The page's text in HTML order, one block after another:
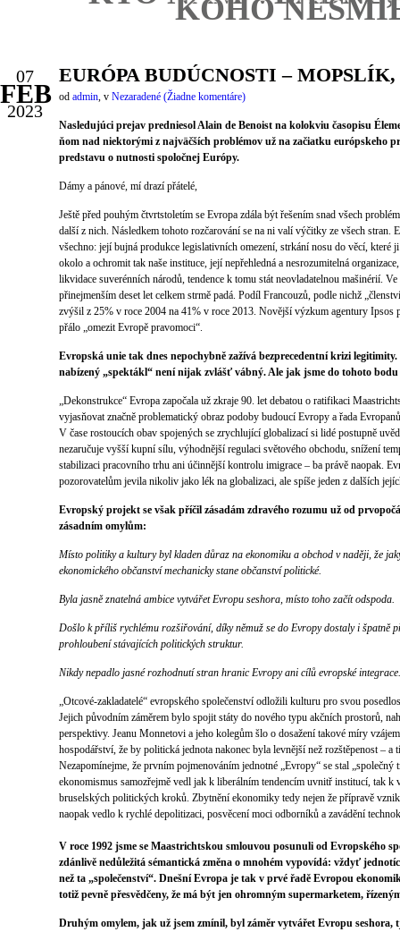
KOHO
07
FEB
2023
EURÓPA BUDÚCNOSTI –
od admin, v Nezaradené (Žiadne komentáre)
Nasledujúci prejav predniesol Alain de Benoist na kolokviu časopisu
ňom nad niektorými z najväčších problémov už na začiatku európskeho
predstavu o nutnosti spoločnej Európy.
Dámy a pánové, mí drazí přátelé,
Ještě před pouhým čtvrtstoletím se Evropa zdála být řešením snad všech
další z nich. Následkem tohoto rozčarování se na ni valí výčitky ze všech stran.
všechno: její bujná produkce legislativních omezení, strkání nosu do věcí, které
okolo a ochromit tak naše instituce, její nepřehledná a nesrozumitelná
likvidace suverénních národů, tendence k tomu stát neovladatelnou mašinérií.
přinejmenším deset let celkem strmě padá. Podíl Francouzů, podle nichž
zvýšil z 25% v roce 2004 na 41% v roce 2013. Novější výzkum agentury Ipsos
přálo „omezit Evropě pravomoci“.
Evropská unie tak dnes nepochybně zažívá bezprecedentní krizi
nabízený „spektákl“ není nijak zvlášť vábný. Ale jak jsme do tohoto bodu
„Dekonstrukce“ Evropa započala už zkraje 90. let debatou o ratifikaci
vyjasňovat značně problematický obraz podoby budoucí Evropy a řada
V čase rostoucích obav spojených se zrychlující globalizací si lidé postupně
nezaručuje vyšší kupní sílu, výhodnější regulaci světového obchodu, snížení
stabilizaci pracovního trhu ani účinnější kontrolu imigrace – ba právě naopak.
pozorovatelům jevila nikoliv jako lék na globalizaci, ale spíše jeden z dalších
Evropský projekt se však příčil zásadám zdravého rozumu už od
zásadním omylům:
Místo politiky a kultury byl kladen důraz na ekonomiku a obchod v naději, že
ekonomického občanství mechanicky stane občanství politické.
Byla jasně znatelná ambice vytvářet Evropu seshora, místo toho začít odspoda.
Došlo k příliš rychlému rozšiřování, díky němuž se do Evropy dostaly i špatně
prohloubení stávajících politických struktur.
Nikdy nepadlo jasné rozhodnutí stran hranic Evropy ani cílů evropské integrace.
„Otcové-zakladatelé“ evropského společenství odložili kulturu pro svou
Jejich původním záměrem bylo spojit státy do nového typu akčních prostorů,
perspektivy. Jeanu Monnetovi a jeho kolegům šlo o dosažení takové míry
hospodářství, že by politická jednota nakonec byla levnější než rozštěpenost – a
Nezapomínejme, že prvním pojmenováním jednotné „Evropy“ se stal „společný
ekonomismus samozřejmě vedl jak k liberálním tendencím uvnitř institucí, tak k
bruselských politických kroků. Zbytnění ekonomiky tedy nejen že přípravě
naopak vedlo k rychlé depolitizaci, posvěcení moci odborníků a zavádění
V roce 1992 jsme se Maastrichtskou smlouvou posunuli od Evropského
zdánlivě nedůležitá sémantická změna o mnohém vypovídá: vždyť
než ta „společenství“. Dnešní Evropa je tak v prvé řadě Evropou
totiž pevně přesvědčeny, že má být jen ohromným supermarketem,
Druhým omylem, jak už jsem zmínil, byl záměr vytvářet Evropu seshora,